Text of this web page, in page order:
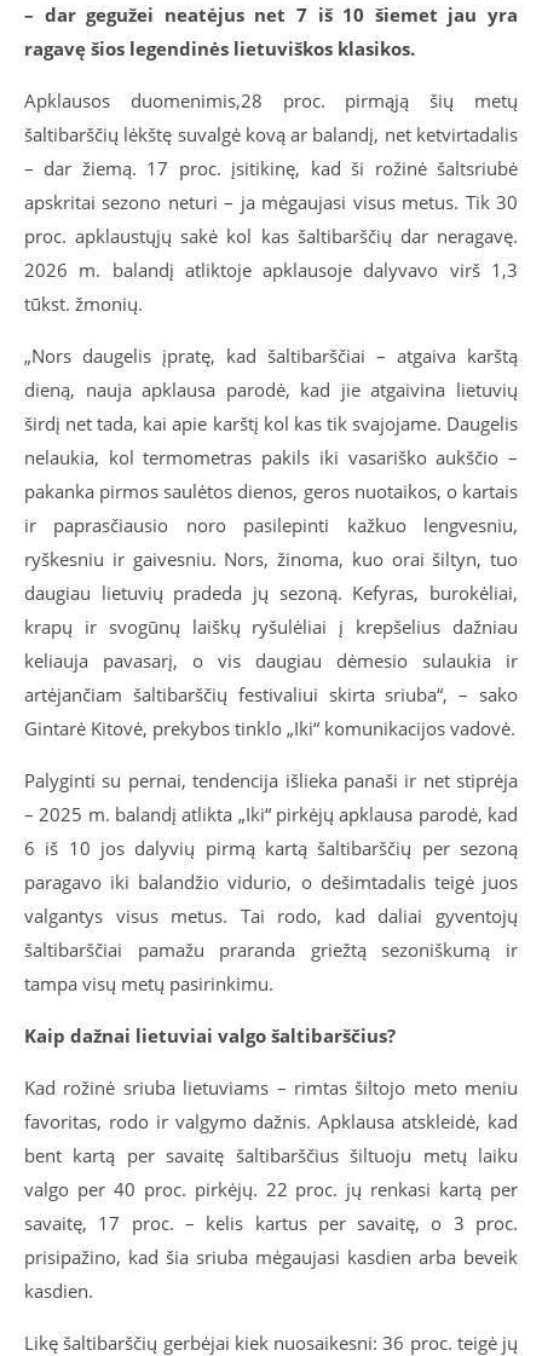
– dar gegužei neatėjus net 7 iš 10 šiemet jau yra
ragavę šios legendinės lietuviškos klasikos.
Apklausos duomenimis,28 proc. pirmąją šių metų
šaltibarščių lėkštę suvalgė kovą ar balandį, net ketvirtadalis
– dar žiemą. 17 proc. įsitikinę, kad ši rožinė šaltsriubė
apskritai sezono neturi – ja mėgaujasi visus metus. Tik 30
proc. apklaustųjų sakė kol kas šaltibarščių dar neragavę.
2026 m. balandį atliktoje apklausoje dalyvavo virš 1,3
tūkst. žmonių.
„Nors daugelis įpratę, kad šaltibarščiai – atgaiva karštą
dieną, nauja apklausa parodė, kad jie atgaivina lietuvių
širdį net tada, kai apie karštį kol kas tik svajojame. Daugelis
nelaukia, kol termometras pakils iki vasariško aukščio –
pakanka pirmos saulėtos dienos, geros nuotaikos, o kartais
ir paprasčiausio noro pasilepinti kažkuo lengvesniu,
ryškesniu ir gaivesniu. Nors, žinoma, kuo orai šiltyn, tuo
daugiau lietuvių pradeda jų sezoną. Kefyras, burokėliai,
krapų ir svogūnų laiškų ryšulėliai į krepšelius dažniau
keliauja pavasarį, o vis daugiau dėmesio sulaukia ir
artėjančiam šaltibarščių festivaliui skirta sriuba“, – sako
Gintarė Kitovė, prekybos tinklo „Iki“ komunikacijos vadovė.
Palyginti su pernai, tendencija išlieka panaši ir net stiprėja
– 2025 m. balandį atlikta „Iki“ pirkėjų apklausa parodė, kad
6 iš 10 jos dalyvių pirmą kartą šaltibarščių per sezoną
paragavo iki balandžio vidurio, o dešimtadalis teigė juos
valgantys visus metus. Tai rodo, kad daliai gyventojų
šaltibarščiai pamažu praranda griežtą sezoniškumą ir
tampa visų metų pasirinkimu.
Kaip dažnai lietuviai valgo šaltibarščius?
Kad rožinė sriuba lietuviams – rimtas šiltojo meto meniu
favoritas, rodo ir valgymo dažnis. Apklausa atskleidė, kad
bent kartą per savaitę šaltibarščius šiltuoju metų laiku
valgo per 40 proc. pirkėjų. 22 proc. jų renkasi kartą per
savaitę, 17 proc. – kelis kartus per savaitę, o 3 proc.
prisipažino, kad šia sriuba mėgaujasi kasdien arba beveik
kasdien.
Likę šaltibarščių gerbėjai kiek nuosaikesni: 36 proc. teigė jų